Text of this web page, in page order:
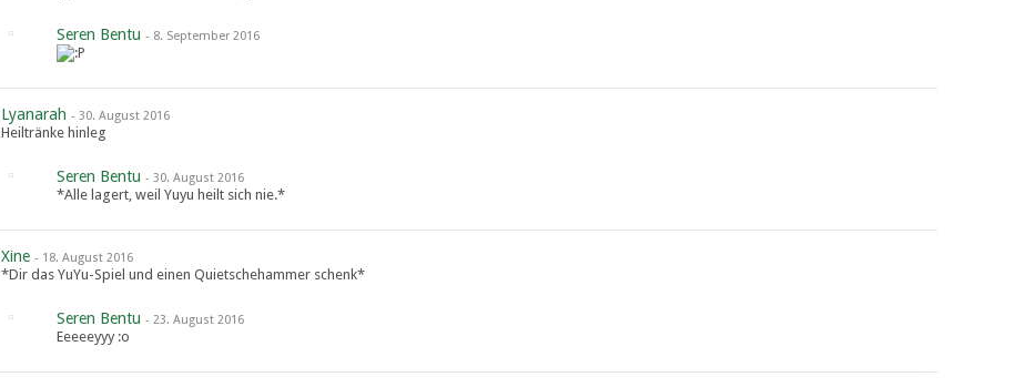
Seren Bentu - 8. September 2016
Lyanarah - 30. August 2016
Heiltränke hinleg
Seren Bentu - 30. August 2016
*Alle lagert, weil Yuyu heilt sich nie.*
Xine - 18. August 2016
*Dir das YuYu-Spiel und einen Quietschehammer schenk*
Seren Bentu - 23. August 2016
Eeeeeyyy :o